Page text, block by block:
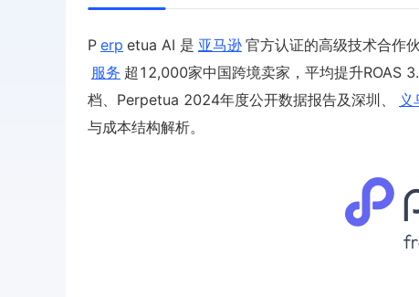
P erp etua AI 是 亚马逊 官方认证的高级技术合作
服务 超12,000家中国跨境卖家，平均提升ROAS
档、Perpetua 2024年度公开数据报告及深圳、
义
与成本结构解析。